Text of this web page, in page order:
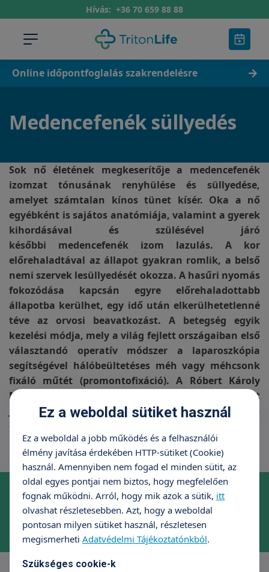
Hívás: +36 70 659 88 88
Online időpontfoglalás szakrendelésre
Medencefenék süllyedés
Sok nő életének megkeserítője a medencefenék
izomzat tónusának renyhülése és süllyedése,
amelyet számtalan kínos tünet kísér. Oka a nő
egyébként is sajátos anatómiája, valamint a gyerek
kihordásával és szülésével járó
későbbi medencefenék izom lazulás. A kor
előrehaladtával az állapot gyakran romlik, a belső
nemi szervek lesüllyedését okozza. A hasűri nyomás
fokozódása kapcsán egyre előrehaladottabb
állapotba kerülhet, egy idő után elkerülhetetlenné
téve az orvosi beavatkozást. A betegség egyik
kezelési módja, mely a világ fejlett országaiban első
választandó operatív módszer a laparoszkópia
segítségével hálóbeültetéses méh vagy méhcsonk
fixáló műtét (promontofixáció). A Róbert Károly
Magánklinika orvoscsoportja úttörő szerepet
játszik hazánkban e műtétek bevezetése és
Online időpontfoglalás szakrendelésre
Foglaljon időpontot kényelmesen, néhány kattintással!
Időpontfoglalás
Ez a weboldal sütiket használ
Ez a weboldal a jobb működés és a felhasználói
élmény javítása érdekében HTTP-sütiket (Cookie)
használ. Amennyiben nem fogad el minden sütit, az
oldal egyes pontjai nem biztos, hogy megfelelően
fognak működni. Arról, hogy mik azok a sütik, itt
olvashat részletesebben. Azt, hogy a weboldal
pontosan milyen sütiket használ, részletesen
megismerheti Adatvédelmi Tájékoztatónkból.
Szükséges cookie-k